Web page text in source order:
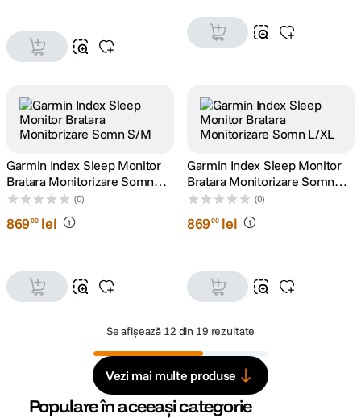
Garmin Index Sleep Monitor
Bratara Monitorizare Somn
S/M
(0)
86900 lei
Garmin Index Sleep Monitor
Bratara Monitorizare Somn
L/XL
(0)
86900 lei
Se afișează 12 din 19 rezultate
Vezi mai multe produse
Populare în aceeași categorie